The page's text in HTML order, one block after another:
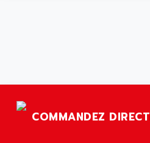
FLEX I/O
AGUT
AHLBERG
COMMANDEZ